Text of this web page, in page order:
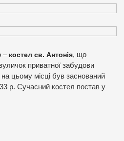
– костел св. Антонія, що
приватної забудови
цьому місці був заснований
р. Сучасний костел постав у